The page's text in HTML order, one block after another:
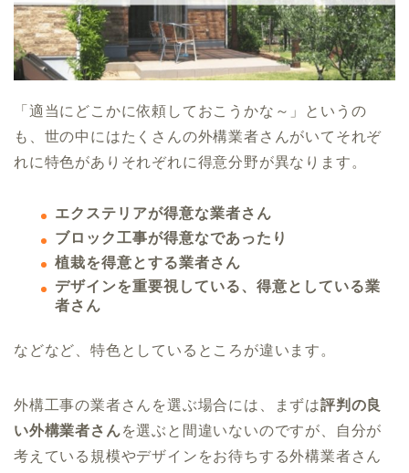
「適当にどこかに依頼しておこうかな～」というの
も、世の中にはたくさんの外構業者さんがいてそれぞ
れに特色がありそれぞれに得意分野が異なります。
エクステリアが得意な業者さん
ブロック工事が得意なであったり
植栽を得意とする業者さん
デザインを重要視している、得意としている業
者さん
などなど、特色としているところが違います。
外構工事の業者さんを選ぶ場合には、まずは評判の良
い外構業者さんを選ぶと間違いないのですが、自分が
考えている規模やデザインをお待ちする外構業者さん